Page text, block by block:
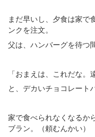
まだ早いし、夕食は家で
ンクを注文。
父は、ハンバーグを待つ
「おまえは、これだな。
と、デカいチョコレート
家で食べられなくなるか
ブラン。（頼むんかい）